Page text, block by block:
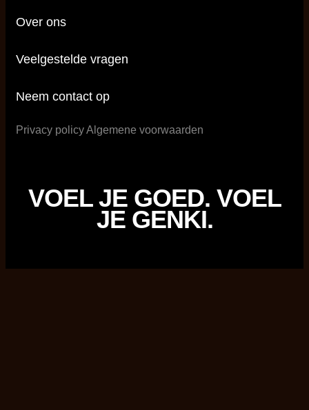
Over ons
Veelgestelde vragen
Neem contact op
Privacy policyAlgemene voorwaarden
VOEL JE GOED. VOEL
JE GENKI.